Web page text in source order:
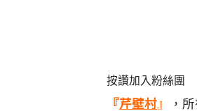
按讚加入粉絲團
『芹壁村』 ，